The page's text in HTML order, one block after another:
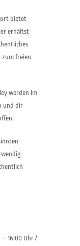
bietet
erhältst
zum freien
werden im
und dir
– 16:00 Uhr /